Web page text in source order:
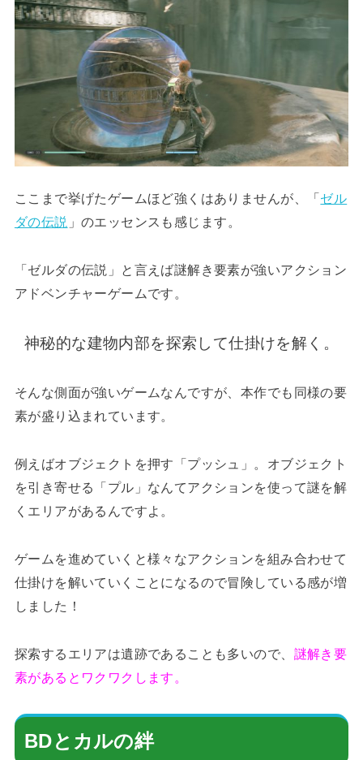
ここまで挙げたゲームほど強くはありませんが、「ゼル
ダの伝説 」のエッセンスも感じます。
「ゼルダの伝説」と言えば謎解き要素が強いアクション
アドベンチャーゲームです。
神秘的な建物内部を探索して仕掛けを解く。
そんな側面が強いゲームなんですが、本作でも同様の要
素が盛り込まれています。
例えばオブジェクトを押す「プッシュ」。オブジェクト
を引き寄せる「プル」なんてアクションを使って謎を解
くエリアがあるんですよ。
ゲームを進めていくと様々なアクションを組み合わせて
仕掛けを解いていくことになるので冒険している感が増
しました！
探索するエリアは遺跡であることも多いので、 謎解き要
素があるとワクワクします。
BDとカルの絆